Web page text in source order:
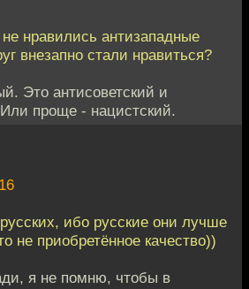
нравились антизападные
внезапно стали нравиться?
Это антисоветский и
проще - нацистский.
ибо русские они лучше
не приобретённое качество))
я не помню, чтобы в